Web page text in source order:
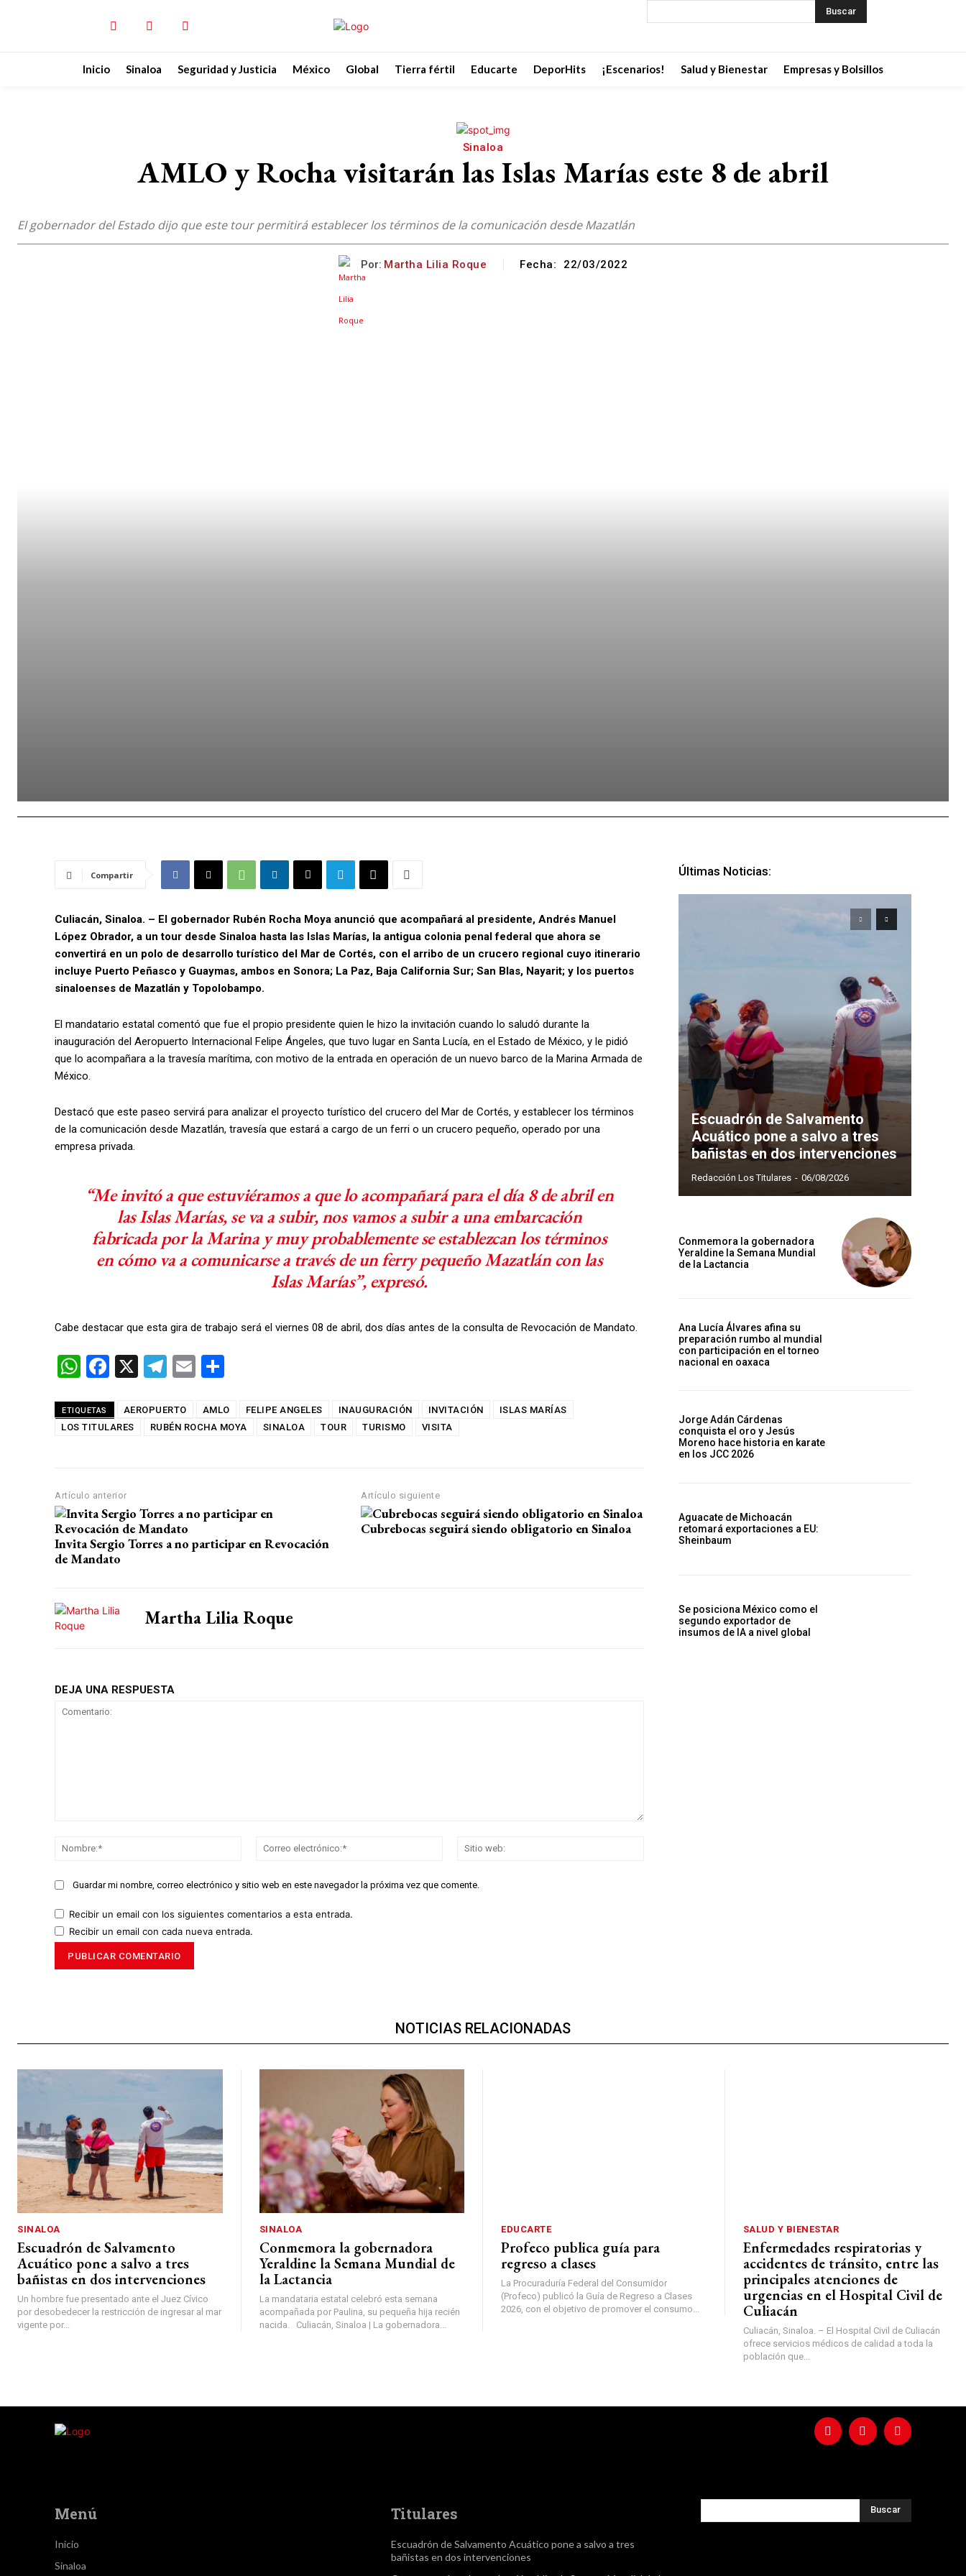
Buscar
Inicio Sinaloa Seguridad y Justicia México Global Tierra fértil Educarte DeporHits ¡Escenarios! Salud y Bienestar Empresas y Bolsillos
Sinaloa
AMLO y Rocha visitarán las Islas Marías este 8 de abril
El gobernador del Estado dijo que este tour permitirá establecer los términos de la comunicación desde Mazatlán
Por: Martha Lilia Roque Fecha: 22/03/2022
Compartir
Culiacán, Sinaloa. – El gobernador Rubén Rocha Moya anunció que acompañará al presidente, Andrés Manuel
López Obrador, a un tour desde Sinaloa hasta las Islas Marías, la antigua colonia penal federal que ahora se
convertirá en un polo de desarrollo turístico del Mar de Cortés, con el arribo de un crucero regional cuyo itinerario
incluye Puerto Peñasco y Guaymas, ambos en Sonora; La Paz, Baja California Sur; San Blas, Nayarit; y los puertos
sinaloenses de Mazatlán y Topolobampo.
El mandatario estatal comentó que fue el propio presidente quien le hizo la invitación cuando lo saludó durante la
inauguración del Aeropuerto Internacional Felipe Ángeles, que tuvo lugar en Santa Lucía, en el Estado de México, y le pidió
que lo acompañara a la travesía marítima, con motivo de la entrada en operación de un nuevo barco de la Marina Armada de
México.
Destacó que este paseo servirá para analizar el proyecto turístico del crucero del Mar de Cortés, y establecer los términos
de la comunicación desde Mazatlán, travesía que estará a cargo de un ferri o un crucero pequeño, operado por una
empresa privada.
“Me invitó a que estuviéramos a que lo acompañará para el día 8 de abril en
las Islas Marías, se va a subir, nos vamos a subir a una embarcación
fabricada por la Marina y muy probablemente se establezcan los términos
en cómo va a comunicarse a través de un ferry pequeño Mazatlán con las
Islas Marías”, expresó.
Cabe destacar que esta gira de trabajo será el viernes 08 de abril, dos días antes de la consulta de Revocación de Mandato.
W
at
s
p
F
ce
b
k
X
T
e
gr
E
ail m
p
ETIQUETAS AEROPUERTO AMLO FELIPE ANGELES INAUGURACIÓN INVITACIÓN
ISLAS MARÍAS
LOS TITULARES
RUBÉN ROCHA MOYA SINALOA TOUR TURISMO VISITA
Artículo anterior
Invita Sergio Torres a no participar en Revocación
de Mandato
Artículo siguiente
Cubrebocas seguirá siendo obligatorio en Sinaloa
Martha Lilia Roque
DEJA UNA RESPUESTA
Nombre:*
Correo
Guardar mi nombre, correo electrónico y sitio web en este navegador la próxima vez que comente.
Recibir un email con los siguientes comentarios a esta entrada.
Recibir un email con cada nueva entrada.
Últimas Noticias:
Escuadrón de Salvamento
Acuático pone a salvo a tres
bañistas en dos intervenciones
Redacción Los Titulares - 06/08/2026
Conmemora la gobernadora
Yeraldine la Semana Mundial
de la Lactancia
Ana Lucía Álvares afina su
preparación rumbo al mundial
con participación en el torneo
nacional en oaxaca
Jorge Adán Cárdenas
conquista el oro y Jesús
Moreno hace historia en karate
en los JCC 2026
Aguacate de Michoacán
retomará exportaciones a EU:
Sheinbaum
Se posiciona México como el
segundo exportador de
insumos de IA a nivel global
NOTICIAS RELACIONADAS
SINALOA
Escuadrón de Salvamento
Acuático pone a salvo a tres
bañistas en dos intervenciones
Un hombre fue presentado ante el Juez Cívico
por desobedecer la restricción de ingresar al mar
vigente por...
SINALOA
Conmemora la gobernadora
Yeraldine la Semana Mundial de
la Lactancia
La mandataria estatal celebró esta semana
acompañada por Paulina, su pequeña hija recién
nacida. Culiacán, Sinaloa | La gobernadora...
EDUCARTE
Profeco publica guía para
regreso a clases
La Procuraduría Federal del Consumidor
(Profeco) publicó la Guía de Regreso a Clases
2026, con el objetivo de promover el consumo...
SALUD Y BIENESTAR
Enfermedades respiratorias y
accidentes de tránsito, entre las
principales atenciones de
urgencias en el Hospital Civil de
Culiacán
Culiacán, Sinaloa. – El Hospital Civil de Culiacán
ofrece servicios médicos de calidad a toda la
población que...
Menú
Inicio
Sinaloa
Titulares
Escuadrón de Salvamento Acuático pone a salvo a tres
bañistas en dos intervenciones
Buscar